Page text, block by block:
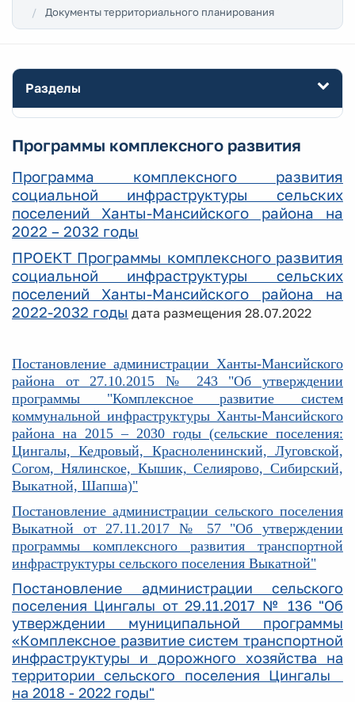
Документы территориального планирования
Разделы
Программы комплексного развития
Программа комплексного развития
социальной инфраструктуры сельских
поселений Ханты-Мансийского района на
2022 – 2032 годы
ПРОЕКТ Программы комплексного развития
социальной инфраструктуры сельских
поселений Ханты-Мансийского района на
2022-2032 годы дата размещения 28.07.2022
Постановление администрации Ханты-Мансийского
района от 27.10.2015 № 243 "Об утверждении
программы "Комплексное развитие систем
коммунальной инфраструктуры Ханты-Мансийского
района на 2015 – 2030 годы (сельские поселения:
Цингалы, Кедровый, Красноленинский, Луговской,
Согом, Нялинское, Кышик, Селиярово, Сибирский,
Выкатной, Шапша)"
Постановление администрации сельского поселения
Выкатной от 27.11.2017 № 57 "Об утверждении
программы комплексного развития транспортной
инфраструктуры сельского поселения Выкатной"
Постановление администрации сельского
поселения Цингалы от 29.11.2017 № 136 "Об
утверждении муниципальной программы
«Комплексное развитие систем транспортной
инфраструктуры и дорожного хозяйства на
территории сельского поселения Цингалы
на 2018 - 2022 годы"